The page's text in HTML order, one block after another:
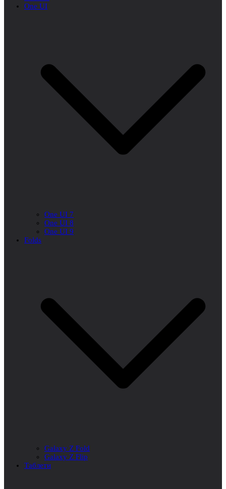
One UI
One UI 7
One UI 8
One UI 9
Folds
Galaxy Z Fold
Galaxy Z Flip
Таблети